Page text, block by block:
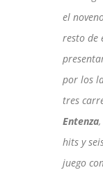
el
resto de
por los
tres
Entenza
hits y
juego